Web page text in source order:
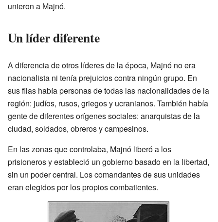
unieron a Majnó.
Un líder diferente
A diferencia de otros líderes de la época, Majnó no era
nacionalista ni tenía prejuicios contra ningún grupo. En
sus filas había personas de todas las nacionalidades de la
región: judíos, rusos, griegos y ucranianos. También había
gente de diferentes orígenes sociales: anarquistas de la
ciudad, soldados, obreros y campesinos.
En las zonas que controlaba, Majnó liberó a los
prisioneros y estableció un gobierno basado en la libertad,
sin un poder central. Los comandantes de sus unidades
eran elegidos por los propios combatientes.